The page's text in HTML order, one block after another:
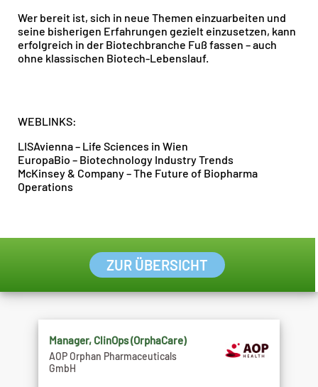
Wer bereit ist, sich in neue Themen einzuarbeiten und
seine bisherigen Erfahrungen gezielt einzusetzen, kann
erfolgreich in der Biotechbranche Fuß fassen – auch
ohne klassischen Biotech-Lebenslauf.
WEBLINKS:
LISAvienna – Life Sciences in Wien
EuropaBio – Biotechnology Industry Trends
McKinsey & Company – The Future of Biopharma
Operations
ZUR ÜBERSICHT
Manager, ClinOps (OrphaCare)
AOP Orphan Pharmaceuticals
GmbH